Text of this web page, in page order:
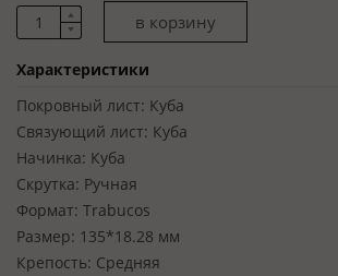
Характеристики
Покровный лист: Куба
Связующий лист: Куба
Начинка: Куба
Скрутка: Ручная
Формат: Trabucos
Размер: 135*18.28 мм
Крепость: Средняя